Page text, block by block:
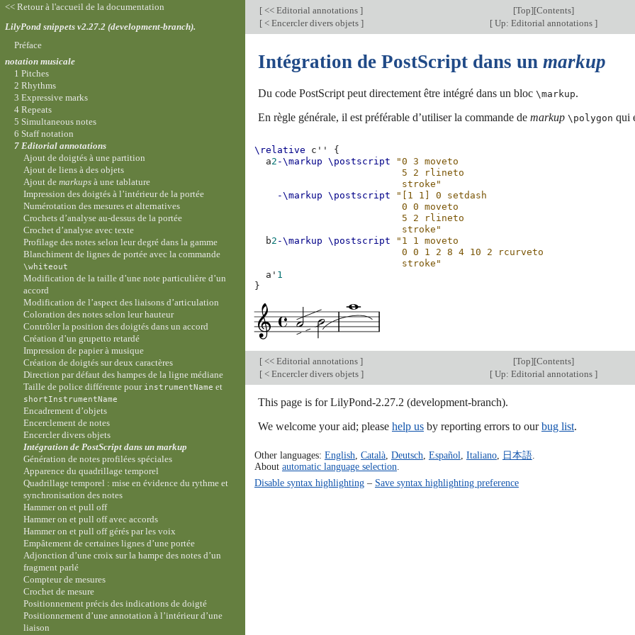
[ << Editorial annotations ] [Top][Contents]
[ < Encercler divers objets ] [ Up: Editorial annotations ]
Intégration de PostScript dans un markup
Du code PostScript peut directement être intégré dans un bloc \markup.
En règle générale, il est préférable d’utiliser la commande de markup \polygon qui
\relative c''
{
a2 -\markup \postscript
"0 3 moveto
                          5 2 rlineto
                          stroke"
-\markup
\postscript
"[1 1] 0 setdash
                          0 0 moveto
                          5 2 rlineto
                          stroke"
b2 -\markup \postscript
"1 1 moveto
                          0 0 1 2 8 4 10 2 rcurveto
                          stroke"
a' 1
}
[ << Editorial annotations ] [Top][Contents]
[ < Encercler divers objets ] [ Up: Editorial annotations ]
This page is for LilyPond-2.27.2 (development-branch).
We welcome your aid; please help us by reporting errors to ourbug list.
Other languages: English Català, Deutsch Español Italiano, 日本語.
About automatic language selection
Disable syntax highlighting– Save syntax highlighting preference
<< Retour à l'accueil de la documentation
LilyPond snippets v2.27.2 (development-branch).
Préface
notation musicale
1 Pitches
2 Rhythms
3 Expressive marks
4 Repeats
5 Simultaneous notes
6 Staff notation
7 Editorial annotations
Ajout de doigtés à une partition
Ajout de liens à des objets
Ajout demarkups à une tablature
Impression des doigtés à l’intérieur de la portée
Numérotation des mesures et alternatives
Crochets d’analyse au-dessus de la portée
Crochet d’analyse avec texte
Profilage des notes selon leur degré dans la gamme
Blanchiment de lignes de portée avec la commande
\whiteout
Modification de la taille d’une note particulière d’un
accord
Modification de l’aspect des liaisons d’articulation
Coloration des notes selon leur hauteur
Contrôler la position des doigtés dans un accord
Création d’un grupetto retardé
Impression de papier à musique
Création de doigtés sur deux caractères
Direction par défaut des hampes de la ligne médiane
Taille de police différente pour instrumentName et
shortInstrumentName
Encadrement d’objets
Encerclement de notes
Encercler divers objets
Intégration de PostScript dans unmarkup
Génération de notes profilées spéciales
Apparence du quadrillage temporel
Quadrillage temporel : mise en évidence du rythme et
synchronisation des notes
Hammer on et pull off
Hammer on et pull off avec accords
Hammer on et pull off gérés par les voix
Empâtement de certaines lignes d’une portée
Adjonction d’une croix sur la hampe des notes d’un
fragment parlé
Compteur de mesures
Crochet de mesure
Positionnement précis des indications de doigté
Positionnement d’une annotation à l’intérieur d’une
liaison